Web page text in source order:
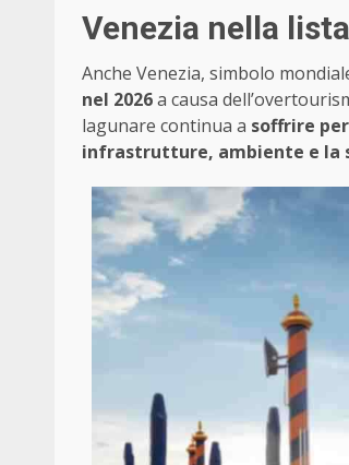
Venezia nella
Anche Venezia, simbolo
nel 2026a causa
lagunare continua a soffrire
infrastrutture, ambiente e la